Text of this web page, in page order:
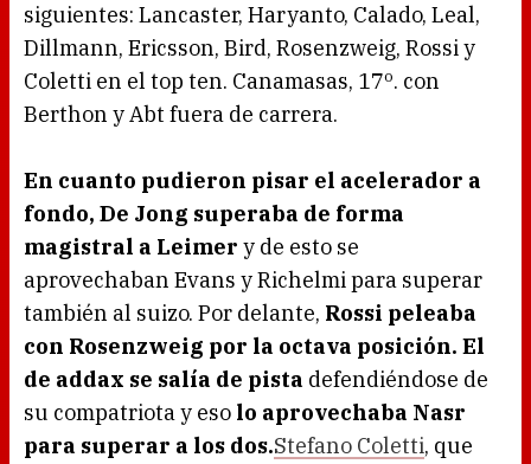
siguientes: Lancaster, Haryanto, Calado, Leal,
Dillmann, Ericsson, Bird, Rosenzweig, Rossi y
Coletti en el top ten. Canamasas, 17º. con
Berthon y Abt fuera de carrera.
En cuanto pudieron pisar el acelerador a
fondo, De Jong superaba de forma
magistral a Leimer y de esto se
aprovechaban Evans y Richelmi para superar
también al suizo. Por delante, Rossi peleaba
con Rosenzweig por la octava posición. El
de addax se salía de pista defendiéndose de
su compatriota y eso lo aprovechaba Nasr
para superar a los dos.Stefano Coletti, que